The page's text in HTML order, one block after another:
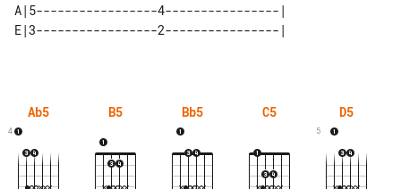
A|5-----------------4----------------|
Ab5
4
B5 Bb5 C5 D5
5